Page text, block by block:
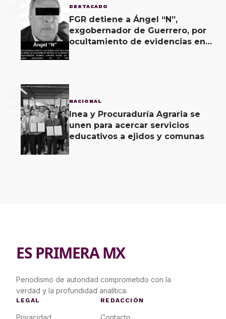
DESTACADO
FGR detiene a Ángel “N”,
exgobernador de Guerrero, por
ocultamiento de evidencias en
3 NACIONAL
Inea y Procuraduría Agraria se
unen para acercar servicios
educativos a ejidos y comunas
ES PRIMERA MX
Periodismo de autoridad comprometido con la
verdad y la profundidad analítica.
LEGAL
Privacidad
REDACCIÓN
Contacto